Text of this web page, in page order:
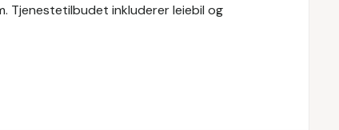
Tjenestetilbudet inkluderer leiebil og